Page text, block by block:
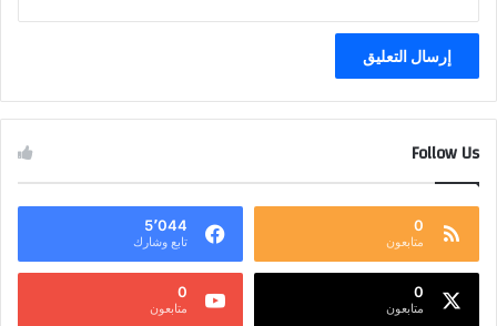
Follow Us
0
متابعون
5٬044
تابع وشارك
0
متابعون
0
متابعون